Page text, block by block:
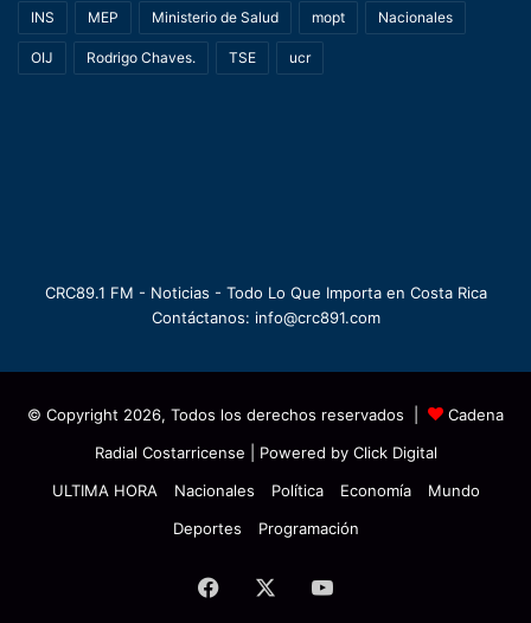
INS MEP Ministerio de Salud mopt Nacionales
OIJ Rodrigo Chaves. TSE ucr
CRC89.1 FM - Noticias - Todo Lo Que Importa en Costa Rica
Contáctanos: info@crc891.com
© Copyright 2026, Todos los derechos reservados |
Cadena
Radial Costarricense | Powered by Click Digital
ULTIMA HORA
Nacionales Política Economía
Mundo
Deportes
Programación
Facebook YouTube